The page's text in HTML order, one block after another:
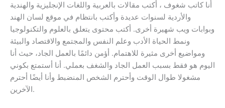
أنا كاتب شغوف ، أكتب مقالات بالعربية واللغات الإنجليزية والهندية
والأردية لسنوات عديدة وأكتب بانتظام في موقع لسان الهند
وبوابات ويب شهيرة أخرى. أكتب محتوى يتعلق بالعلوم والتكنولوجيا
ونمط الحياة الأدب وعلم النفس والمجتمع والاقتصاد والبيئة
ومواضيع أخرى مثيرة للاهتمام. أؤمن دائمًا بالعمل الجاد، حيث أنا
اليوم هو فقط بسبب العمل الجاد والشغف بعملي. أنا أستمتع بكوني
مشغولا طوال الوقت وأحترم الشخص المنضبط وأنا أيضًا أحترم
الآخرين.